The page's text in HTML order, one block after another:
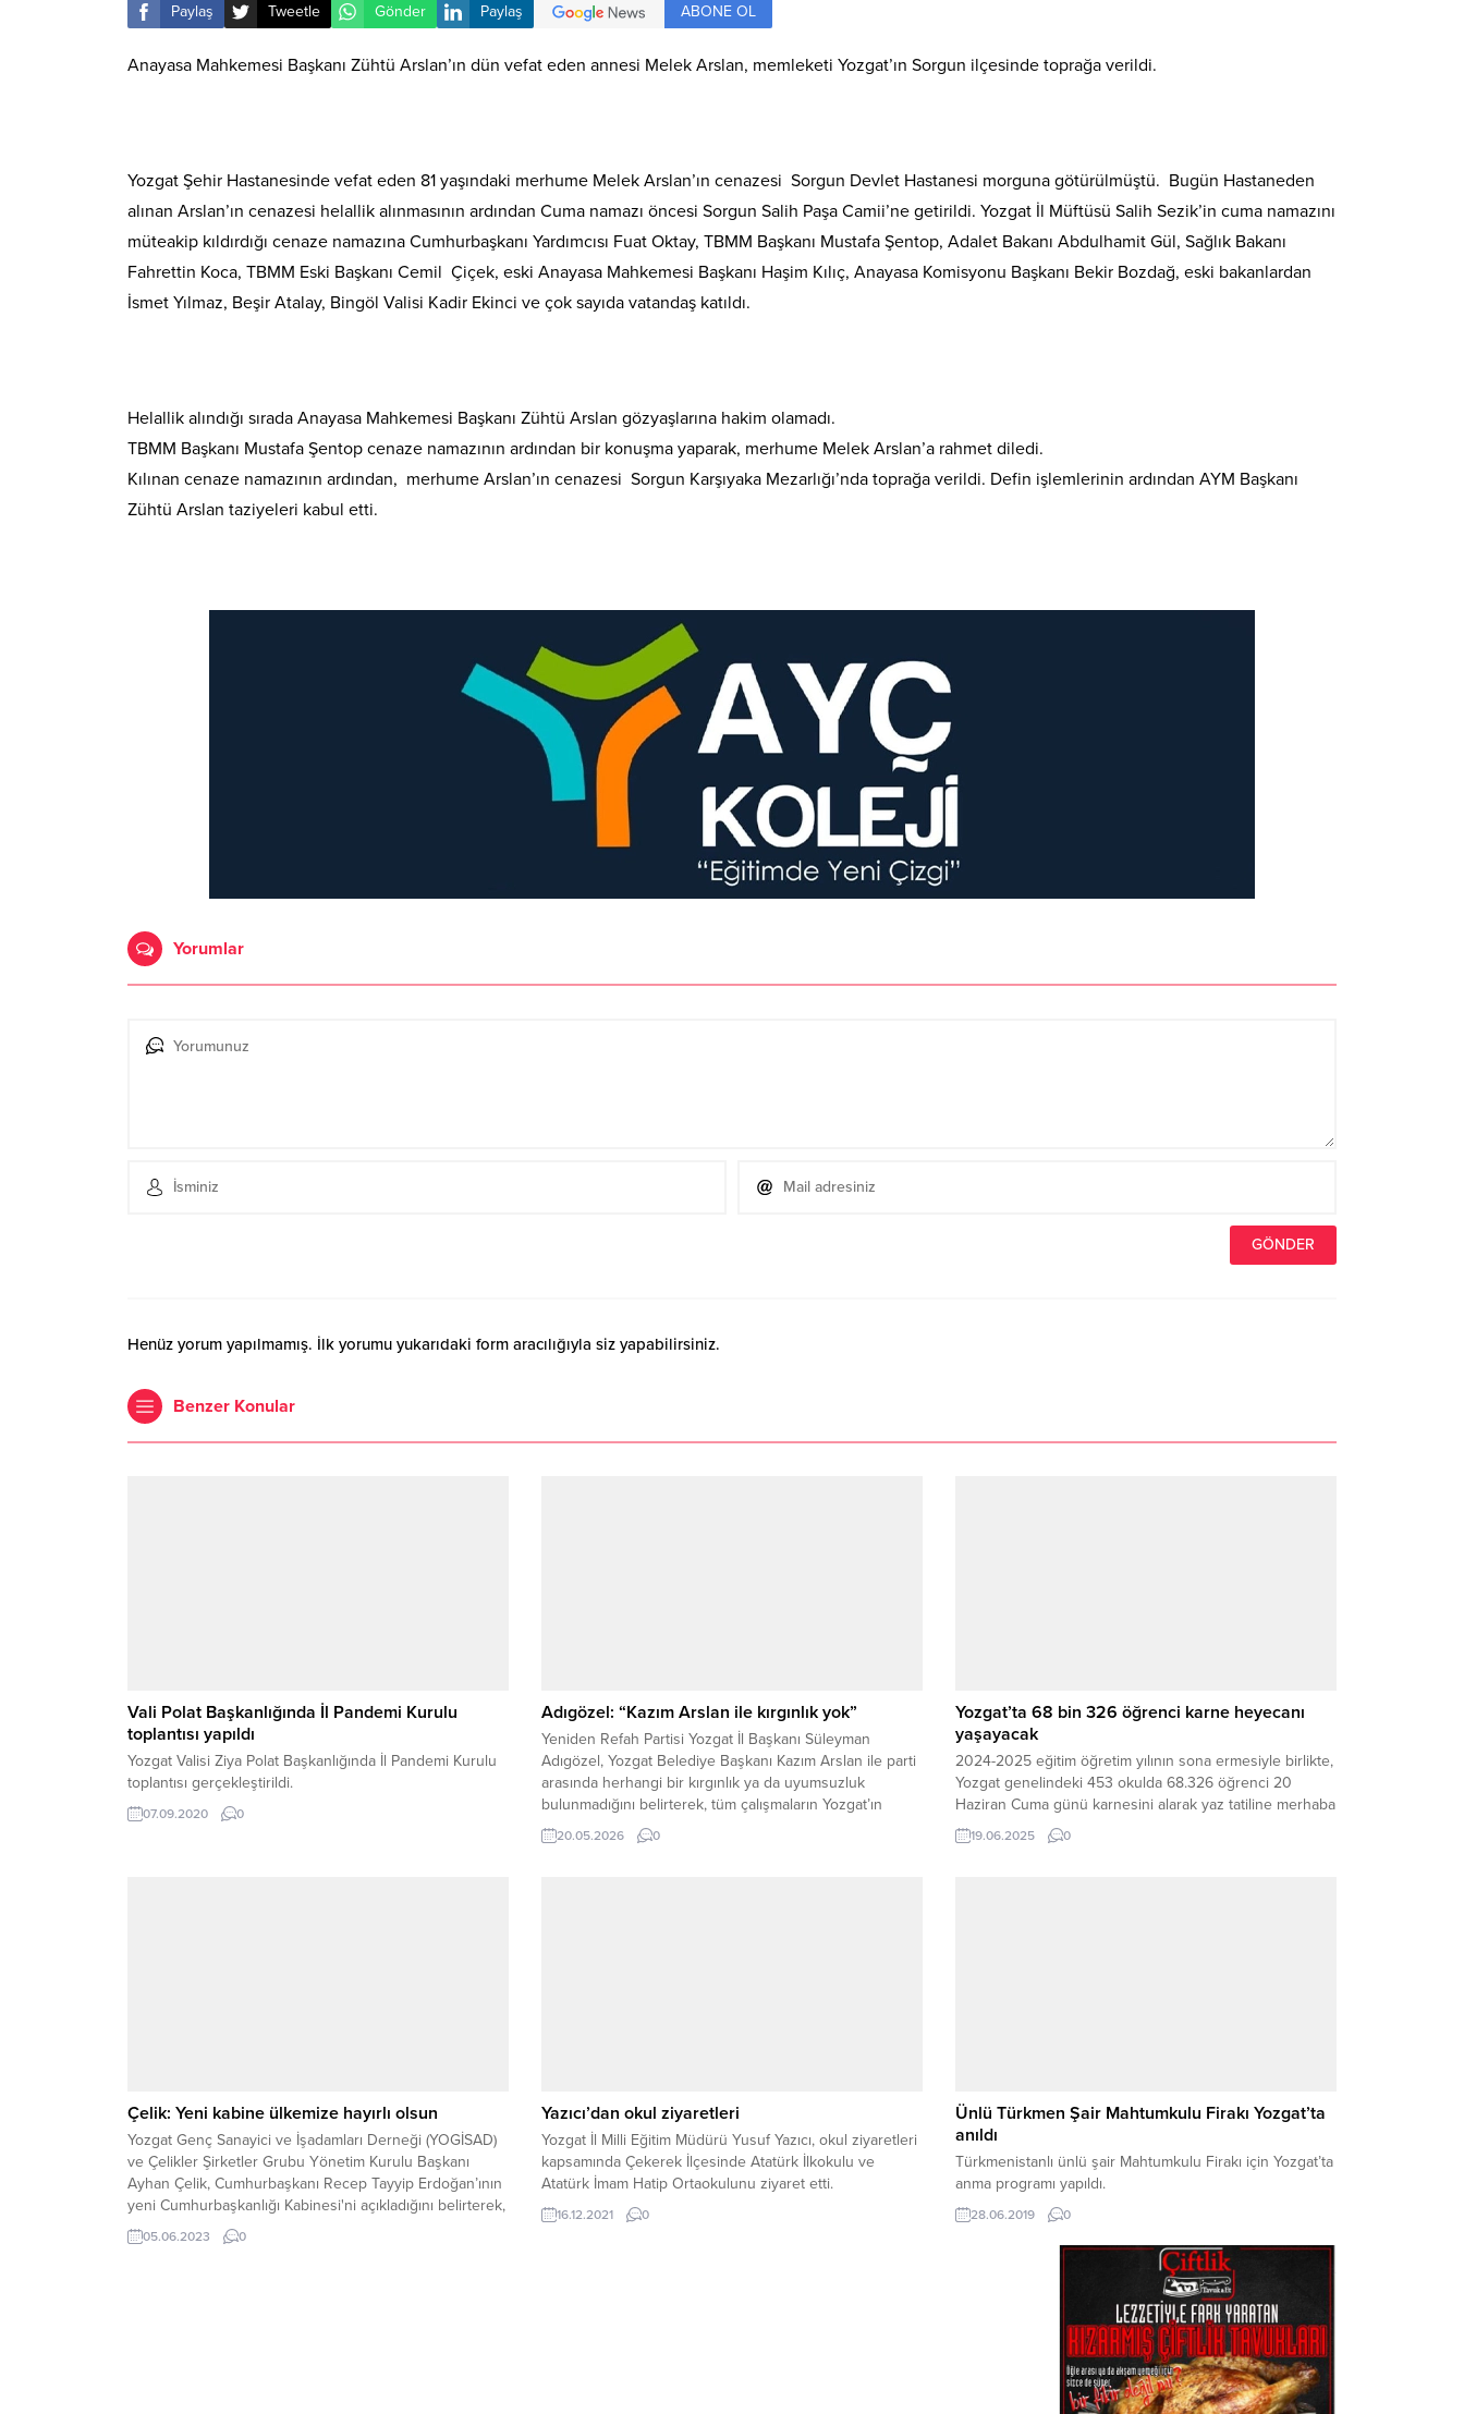
Paylaş Tweetle Gönder Paylaş ABONE OL
Anayasa Mahkemesi Başkanı Zühtü Arslan’ın dün vefat eden annesi Melek Arslan, memleketi Yozgat’ın Sorgun ilçesinde toprağa verildi.
Yozgat Şehir Hastanesinde vefat eden 81 yaşındaki merhume Melek Arslan’ın cenazesi Sorgun Devlet Hastanesi morguna götürülmüştü. Bugün Hastaneden
alınan Arslan’ın cenazesi helallik alınmasının ardından Cuma namazı öncesi Sorgun Salih Paşa Camii’ne getirildi. Yozgat İl Müftüsü Salih Sezik’in cuma namazını
müteakip kıldırdığı cenaze namazına Cumhurbaşkanı Yardımcısı Fuat Oktay, TBMM Başkanı Mustafa Şentop, Adalet Bakanı Abdulhamit Gül, Sağlık Bakanı
Fahrettin Koca, TBMM Eski Başkanı Cemil Çiçek, eski Anayasa Mahkemesi Başkanı Haşim Kılıç, Anayasa Komisyonu Başkanı Bekir Bozdağ, eski bakanlardan
İsmet Yılmaz, Beşir Atalay, Bingöl Valisi Kadir Ekinci ve çok sayıda vatandaş katıldı.
Helallik alındığı sırada Anayasa Mahkemesi Başkanı Zühtü Arslan gözyaşlarına hakim olamadı.
TBMM Başkanı Mustafa Şentop cenaze namazının ardından bir konuşma yaparak, merhume Melek Arslan’a rahmet diledi.
Kılınan cenaze namazının ardından, merhume Arslan’ın cenazesi Sorgun Karşıyaka Mezarlığı’nda toprağa verildi. Defin işlemlerinin ardından AYM Başkanı
Zühtü Arslan taziyeleri kabul etti.
Yorumlar
Henüz yorum yapılmamış. İlk yorumu yukarıdaki form aracılığıyla siz yapabilirsiniz.
Benzer Konular
Vali Polat Başkanlığında İl Pandemi Kurulu
toplantısı yapıldı
Yozgat Valisi Ziya Polat Başkanlığında İl Pandemi Kurulu
toplantısı gerçekleştirildi.
07.09.2020 0
Adıgözel: “Kazım Arslan ile kırgınlık yok”
Yeniden Refah Partisi Yozgat İl Başkanı Süleyman
Adıgözel, Yozgat Belediye Başkanı Kazım Arslan ile parti
arasında herhangi bir kırgınlık ya da uyumsuzluk
bulunmadığını belirterek, tüm çalışmaların Yozgat’ın
menfaatleri doğrultusunda uyum ve koordinasyon
içerisinde sürdüğünü söyledi. Adıgözel, siyasette
20.05.2026 0
Yozgat’ta 68 bin 326 öğrenci karne heyecanı
yaşayacak
2024-2025 eğitim öğretim yılının sona ermesiyle birlikte,
Yozgat genelindeki 453 okulda 68.326 öğrenci 20
Haziran Cuma günü karnesini alarak yaz tatiline merhaba
diyecek. Kent genelindeki okul öncesinden liseye kadar
tüm kademelerde eğitim gören öğrenciler, yıl boyunca
19.06.2025 0
Çelik: Yeni kabine ülkemize hayırlı olsun
Yozgat Genç Sanayici ve İşadamları Derneği (YOGİSAD)
ve Çelikler Şirketler Grubu Yönetim Kurulu Başkanı
Ayhan Çelik, Cumhurbaşkanı Recep Tayyip Erdoğan’ının
yeni Cumhurbaşkanlığı Kabinesi'ni açıkladığını belirterek,
“Ülkemize ve milletimize hayırlı olsun.”dedi.
05.06.2023 0
Yazıcı’dan okul ziyaretleri
Yozgat İl Milli Eğitim Müdürü Yusuf Yazıcı, okul ziyaretleri
kapsamında Çekerek İlçesinde Atatürk İlkokulu ve
Atatürk İmam Hatip Ortaokulunu ziyaret etti.
16.12.2021 0
Ünlü Türkmen Şair Mahtumkulu Firakı Yozgat’ta
anıldı
Türkmenistanlı ünlü şair Mahtumkulu Firakı için Yozgat’ta
anma programı yapıldı.
28.06.2019 0